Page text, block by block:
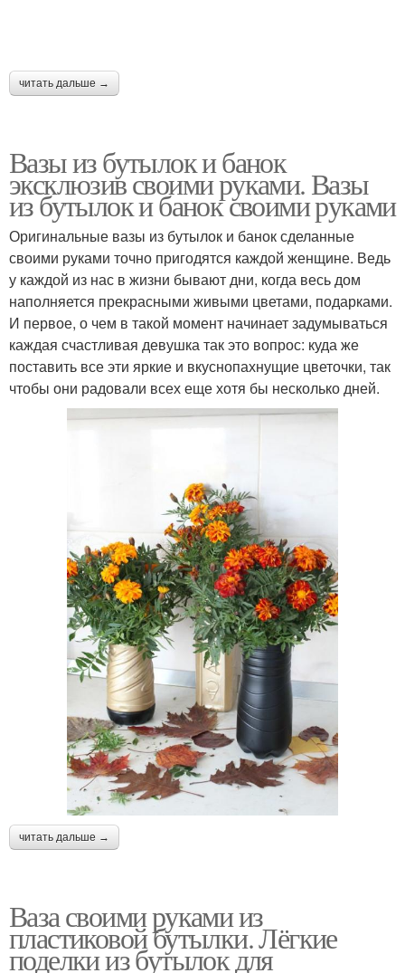
Поделки из
Ваза в стиле ваз из бутылки
Пластиковые бутылки
Цвета из пластиковых
бутылок
Цвета из бутылок Подвесная ваза
Стеклянная бутылка
Бутылки в вазу Стильные вазы
Ваза в виде Ваза из цветной бумаги
Объемная ваза
Вазочки из
пластиковых бутылок
читать дальше →
Вазы из бутылок и банок
эксклюзив своими руками. Вазы
из бутылок и банок своими руками
Оригинальные вазы из бутылок и банок сделанные
своими руками точно пригодятся каждой женщине. Ведь
у каждой из нас в жизни бывают дни, когда весь дом
наполняется прекрасными живыми цветами, подарками.
И первое, о чем в такой момент начинает задумываться
каждая счастливая девушка так это вопрос: куда же
поставить все эти яркие и вкуснопахнущие цветочки, так
чтобы они радовали всех еще хотя бы несколько дней.
читать дальше →
Ваза своими руками из
пластиковой бутылки. Лёгкие
поделки из бутылок для